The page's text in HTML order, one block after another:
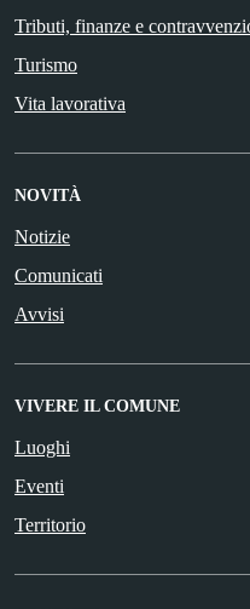
Tributi, finanze e
Turismo
Vita lavorativa
NOVITÀ
Notizie
Comunicati
Avvisi
VIVERE IL COMUNE
Luoghi
Eventi
Territorio